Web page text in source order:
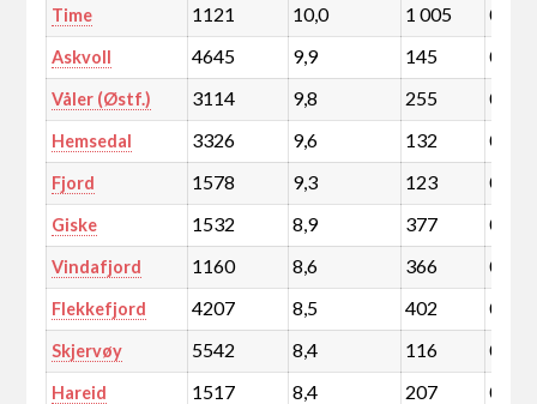
Time 1121 10,0 1 005 0,2
Askvoll 4645 9,9 145 0,0
Våler (Østf.) 3114 9,8 255 0,0
Hemsedal 3326 9,6 132 0,0
Fjord 1578 9,3 123 0,0
Giske 1532 8,9 377 0,1
Vindafjord 1160 8,6 366 0,1
Flekkefjord 4207 8,5 402 0,1
Skjervøy 5542 8,4 116 0,0
Hareid 1517 8,4 207 0,0